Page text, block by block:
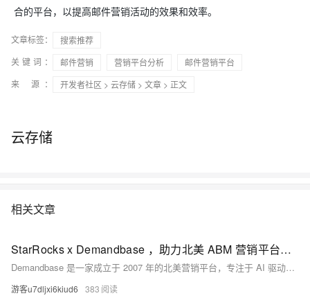
合的平台，以提高邮件营销活动的效果和效率。
文章标签：
搜索推荐
关键词：
邮件营销 营销平台分析
邮件营销平台
来 源：
开发者社区 > 云存储 > 文章 > 正文
云存储
相关文章
StarRocks x Demandbase ，助力北美 ABM 营销平台降本 90%！
Demandbase 是一家成立于 2007 年的北美营销平台，专注于 AI 驱动的 ABM 解决方案。为解决 ClickHouse 在性能与灵活性上的瓶颈，Demandbase 引入 StarRocks 和 Apache Iceberg，构建新数据基础设施。此举使硬件资源减少 60%，存储成本降低 90%，ETL 管道简化，显著提升数据处理效率和运营效率。未来，Demandbase 将进一步优化实时数据分析能力，探索更高效的数据架构。
游客u7dljxi6kiud6 383